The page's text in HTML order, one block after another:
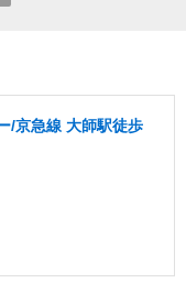
/京急線 大師駅徒歩